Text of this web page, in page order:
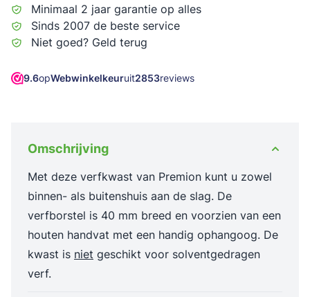
Minimaal 2 jaar garantie op alles
Sinds 2007 de beste service
Niet goed? Geld terug
9.6opWebwinkelkeuruit2853reviews
Omschrijving
Met deze verfkwast van Premion kunt u zowel
binnen- als buitenshuis aan de slag. De
verfborstel is 40 mm breed en voorzien van een
houten handvat met een handig ophangoog. De
kwast is niet geschikt voor solventgedragen
verf.